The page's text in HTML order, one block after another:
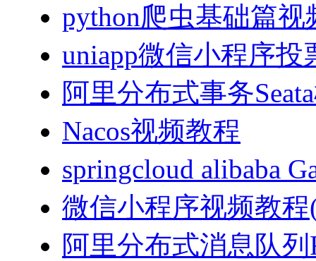
python爬虫基础篇视
uniapp微信小程序投
阿里分布式事务
Nacos视频教程
springcloud alibaba
微信小程序视频教程
阿里分布式消息队